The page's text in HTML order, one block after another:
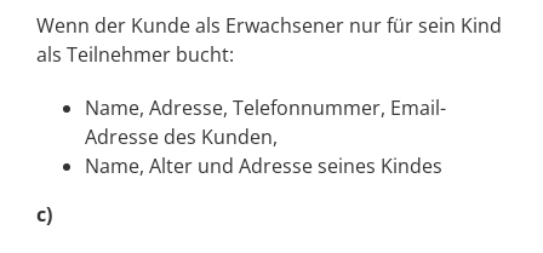
Wenn der Kunde als Erwachsener nur für sein Kind
als Teilnehmer bucht:
Name, Adresse, Telefonnummer, Email-
Adresse des Kunden,
Name, Alter und Adresse seines Kindes
c)